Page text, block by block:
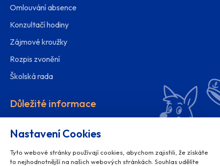
Omlouvání absence
Konzultačí hodiny
Zájmové kroužky
Rozpis zvonění
Školská rada
Důležité informace
Projekty školy
Nastavení Cookies
Tyto webové stránky používají cookies, abychom zajistili, že získáte
to nejhodnotnější na našich webových stránkách. Souhlas udělíte